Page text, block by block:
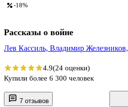
7 отзывов
-18%
Рассказы о войне
Лев Кассиль, Владимир Железников,
4.9(24 оценки)
Купили более 6 300 человек